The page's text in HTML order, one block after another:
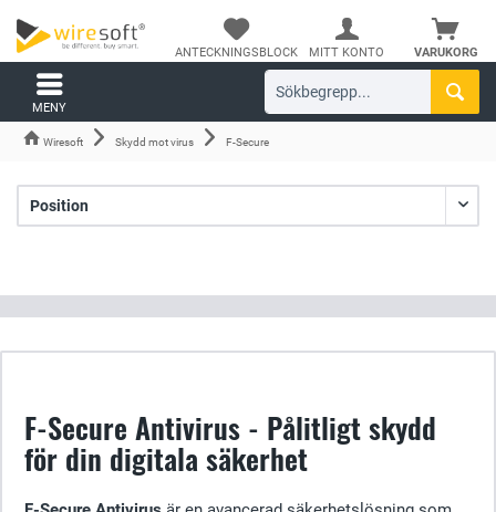
VARUKORG
ANTECKNINGSBLOCK MITT KONTO
MENY
Wiresoft Skydd mot virus F-Secure
F-Secure Antivirus - Pålitligt skydd
för din digitala säkerhet